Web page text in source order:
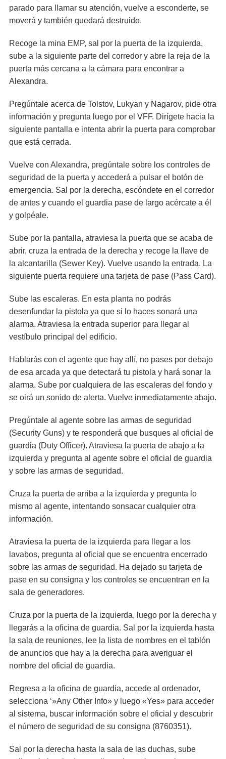
parado para llamar su atención, vuelve a esconderte, se
moverá y también quedará destruido.
Recoge la mina EMP, sal por la puerta de la izquierda,
sube a la siguiente parte del corredor y abre la reja de la
puerta más cercana a la cámara para encontrar a
Alexandra.
Pregúntale acerca de Tolstov, Lukyan y Nagarov, pide otra
información y pregunta luego por el VFF. Dirígete hacia la
siguiente pantalla e intenta abrir la puerta para comprobar
que está cerrada.
Vuelve con Alexandra, pregúntale sobre los controles de
seguridad de la puerta y accederá a pulsar el botón de
emergencia. Sal por la derecha, escóndete en el corredor
de antes y cuando el guardia pase de largo acércate a él
y golpéale.
Sube por la pantalla, atraviesa la puerta que se acaba de
abrir, cruza la entrada de la derecha y recoge la llave de
la alcantarilla (Sewer Key). Vuelve usando la entrada. La
siguiente puerta requiere una tarjeta de pase (Pass Card).
Sube las escaleras. En esta planta no podrás
desenfundar la pistola ya que si lo haces sonará una
alarma. Atraviesa la entrada superior para llegar al
vestíbulo principal del edificio.
Hablarás con el agente que hay allí, no pases por debajo
de esa arcada ya que detectará tu pistola y hará sonar la
alarma. Sube por cualquiera de las escaleras del fondo y
se oirá un sonido de alerta. Vuelve inmediatamente abajo.
Pregúntale al agente sobre las armas de seguridad
(Security Guns) y te responderá que busques al oficial de
guardia (Duty Officer). Atraviesa la puerta de abajo a la
izquierda y pregunta al agente sobre el oficial de guardia
y sobre las armas de seguridad.
Cruza la puerta de arriba a la izquierda y pregunta lo
mismo al agente, intentando sonsacar cualquier otra
información.
Atraviesa la puerta de la izquierda para llegar a los
lavabos, pregunta al oficial que se encuentra encerrado
sobre las armas de seguridad. Ha dejado su tarjeta de
pase en su consigna y los controles se encuentran en la
sala de generadores.
Cruza por la puerta de la izquierda, luego por la derecha y
llegarás a la oficina de guardia. Sal por la izquierda hasta
la sala de reuniones, lee la lista de nombres en el tablón
de anuncios que hay a la derecha para averiguar el
nombre del oficial de guardia.
Regresa a la oficina de guardia, accede al ordenador,
selecciona ‘»Any Other Info» y luego «Yes» para acceder
al sistema, buscar información sobre el oficial y descubrir
el número de seguridad de su consigna (8760351).
Sal por la derecha hasta la sala de las duchas, sube